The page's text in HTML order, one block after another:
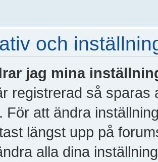
och
jag mina
registrerad så sparas
För att ändra
längst upp på
alla dina